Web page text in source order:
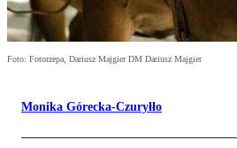
Foto: Fotorzepa, Dariusz Majgier DM Dariusz Majgier
Monika Górecka-Czuryłło